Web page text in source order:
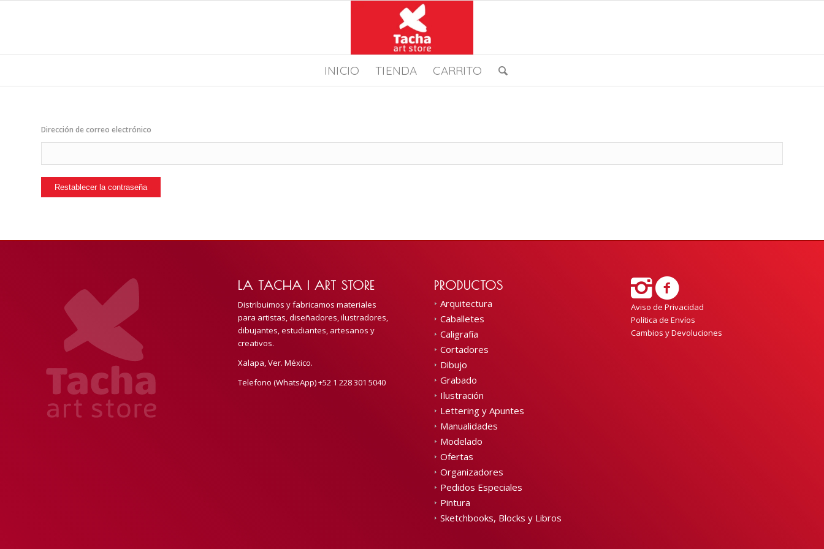
INICIO TIENDA CARRITO
Dirección de correo electrónico
LA TACHA | ART STORE
Distribuimos y fabricamos materiales
para artistas, diseñadores, ilustradores,
dibujantes, estudiantes, artesanos y
creativos.
Xalapa, Ver. México.
Telefono (WhatsApp) +52 1 228 301 5040
PRODUCTOS
Arquitectura
Caballetes
Caligrafía
Cortadores
Dibujo
Grabado
Ilustración
Lettering y Apuntes
Manualidades
Modelado
Ofertas
Organizadores
Pedidos Especiales
Pintura
Sketchbooks, Blocks y Libros
Aviso de Privacidad
Política de Envíos
Cambios y Devoluciones